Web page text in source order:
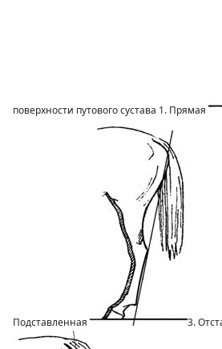
поверхности путового сустава 1. Прямая
Подставленная 3.